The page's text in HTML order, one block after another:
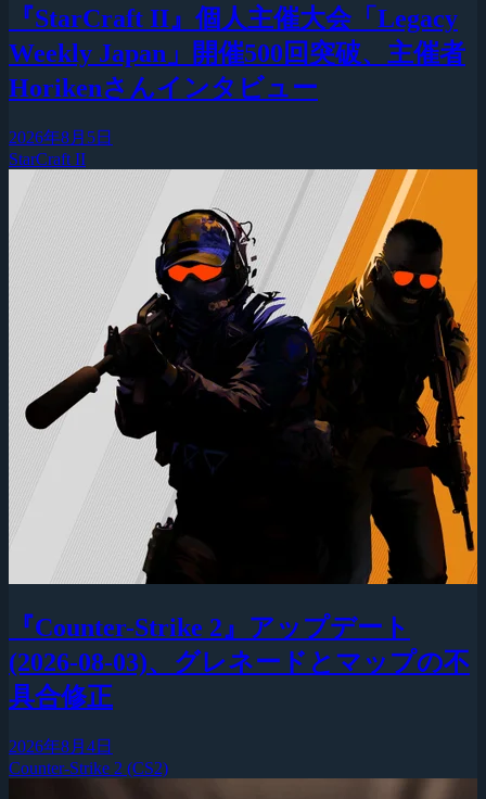
『StarCraft II』個人主催大会「Legacy
Weekly Japan」開催500回突破、主催者
Horikenさんインタビュー
2026年8月5日
StarCraft II
『Counter-Strike 2』アップデート
(2026-08-03)、グレネードとマップの不
具合修正
2026年8月4日
Counter-Strike 2 (CS2)